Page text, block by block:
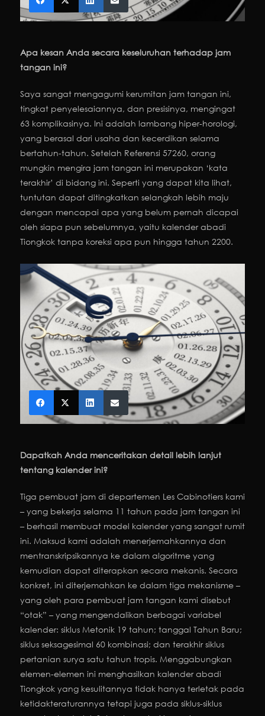
Apa kesan Anda secara keseluruhan terhadap jam
tangan ini?
Saya sangat mengagumi kerumitan jam tangan ini,
tingkat penyelesaiannya, dan presisinya, mengingat
63 komplikasinya. Ini adalah lambang hiper-horologi,
yang berasal dari usaha dan kecerdikan selama
bertahun-tahun. Setelah Referensi 57260, orang
mungkin mengira jam tangan ini merupakan ‘kata
terakhir’ di bidang ini. Seperti yang dapat kita lihat,
tuntutan dapat ditingkatkan selangkah lebih maju
dengan mencapai apa yang belum pernah dicapai
oleh siapa pun sebelumnya, yaitu kalender abadi
Tiongkok tanpa koreksi apa pun hingga tahun 2200.
Dapatkah Anda menceritakan detail lebih lanjut
tentang kalender ini?
Tiga pembuat jam di departemen Les Cabinotiers kami
– yang bekerja selama 11 tahun pada jam tangan ini
– berhasil membuat model kalender yang sangat rumit
ini. Maksud kami adalah menerjemahkannya dan
mentranskripsikannya ke dalam algoritme yang
kemudian dapat diterapkan secara mekanis. Secara
konkret, ini diterjemahkan ke dalam tiga mekanisme –
yang oleh para pembuat jam tangan kami disebut
“otak” – yang mengendalikan berbagai variabel
kalender: siklus Metonik 19 tahun; tanggal Tahun Baru;
siklus seksagesimal 60 kombinasi; dan terakhir siklus
pertanian surya satu tahun tropis. Menggabungkan
elemen-elemen ini menghasilkan kalender abadi
Tiongkok yang kesulitannya tidak hanya terletak pada
ketidakteraturannya tetapi juga pada siklus-siklus